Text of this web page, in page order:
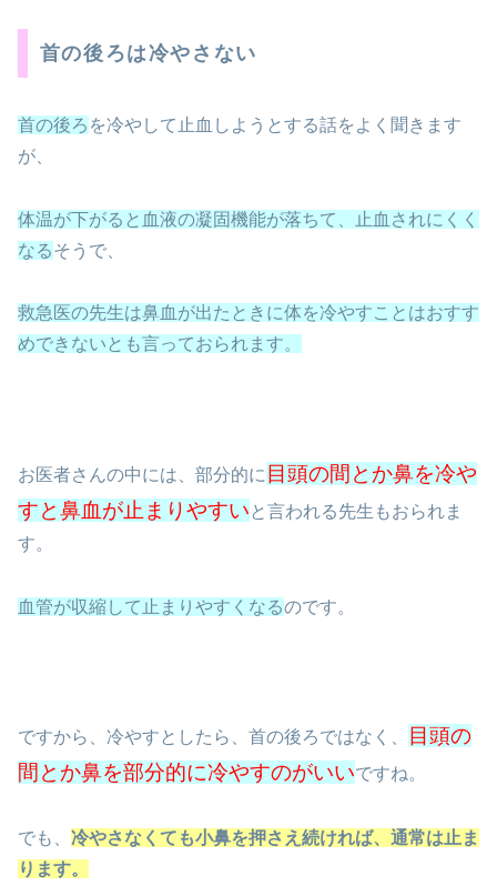
首の後ろは冷やさない
首の後ろ を冷やして止血しようとする話をよく聞きます
が、
体温が下がると血液の凝固機能が落ちて、止血されにくく
なるそうで、
救急医の先生は鼻血が出たときに体を冷やすことはおすす
めできないとも言っておられます。
お医者さんの中には、部分的に 目頭の間とか鼻を冷や
すと鼻血が止まりやすい と言われる先生もおられま
す。
血管が収縮して止まりやすくなるのです。
ですから、冷やすとしたら、首の後ろではなく、
目頭の
間とか鼻を部分的に冷やすのがいいですね。
でも、 冷やさなくても小鼻を押さえ続ければ、通常は止ま
ります。